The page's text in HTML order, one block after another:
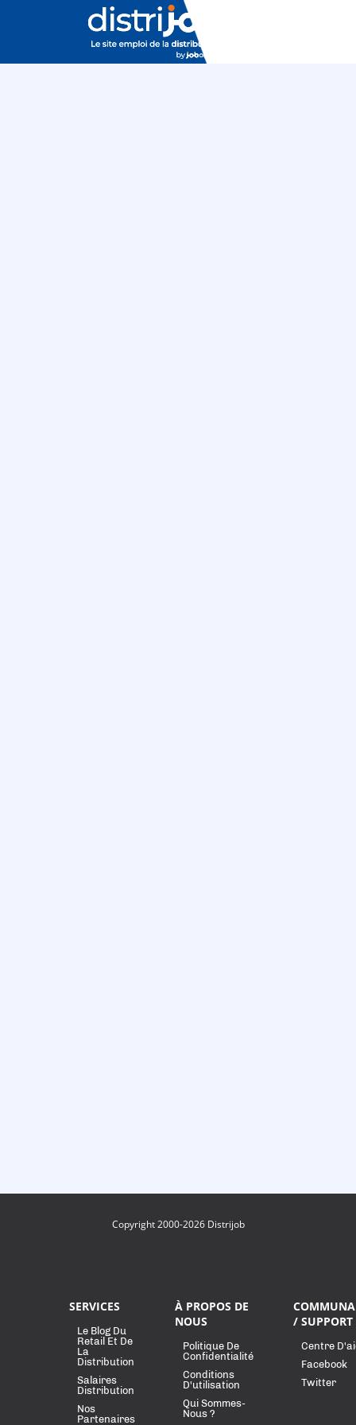
Copyright 2000-2026 Distrijob
SERVICES
Le Blog Du
Retail Et De
La
Distribution
Salaires
Distribution
Nos
Partenaires
À PROPOS DE
NOUS
Politique De
Confidentialité
Conditions
D'utilisation
Qui Sommes-
Nous ?
/ SUPPORT
Centre
Facebook
Twitter